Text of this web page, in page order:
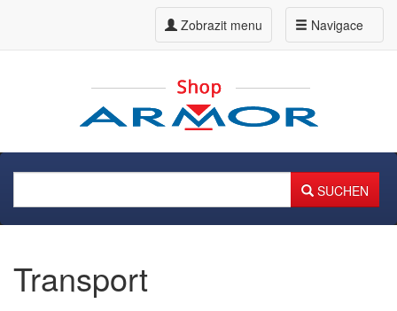
Navigace
Zobrazit menu
SUCHEN
Transport